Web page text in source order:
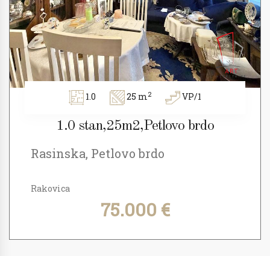
1.0 25 m2 VP/1
1.0 stan,25m2,Petlovo brdo
Rasinska, Petlovo brdo
Rakovica
75.000 €